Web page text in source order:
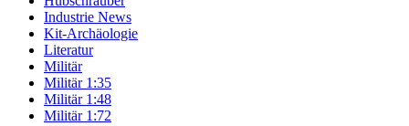
Industrie News
Kit-Archäologie
Literatur
Militär
Militär 1:35
Militär 1:48
Militär 1:72